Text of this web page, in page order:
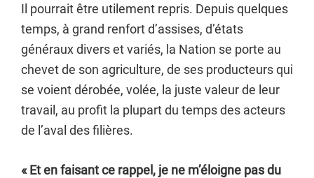
Il pourrait être utilement repris. Depuis quelques
temps, à grand renfort d’assises, d’états
généraux divers et variés, la Nation se porte au
chevet de son agriculture, de ses producteurs qui
se voient dérobée, volée, la juste valeur de leur
travail, au profit la plupart du temps des acteurs
de l’aval des filières.
« Et en faisant ce rappel, je ne m’éloigne pas du